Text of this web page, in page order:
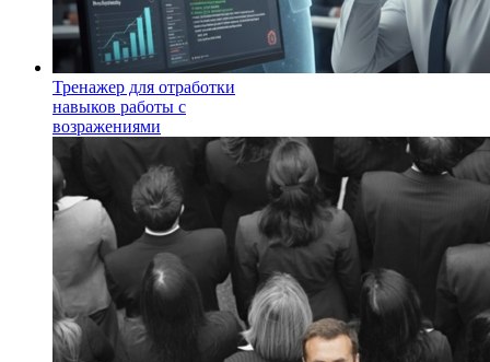
Тренажер для отработки
навыков работы с
возражениями